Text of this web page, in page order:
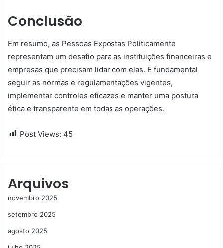
Conclusão
Em resumo, as Pessoas Expostas Politicamente
representam um desafio para as instituições financeiras e
empresas que precisam lidar com elas. É fundamental
seguir as normas e regulamentações vigentes,
implementar controles eficazes e manter uma postura
ética e transparente em todas as operações.
Post Views: 45
Arquivos
novembro 2025
setembro 2025
agosto 2025